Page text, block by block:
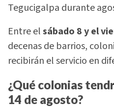
Tegucigalpa durante
Entre elsábado 8 y el
decenas de barrios,
recibirán el servicio en
¿Qué colonias
14 de agosto?